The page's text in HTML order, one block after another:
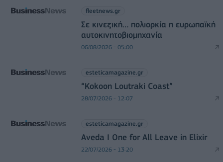
fleetnews.gr
Σε κινεζική… πολιορκία η ευρωπαϊκή
αυτοκινητοβιομηχανία
06/08/2026 - 05:00
esteticamagazine.gr
“Kokoon Loutraki Coast”
28/07/2026 - 12:07
esteticamagazine.gr
Aveda I One for All Leave in Elixir
22/07/2026 - 13:20